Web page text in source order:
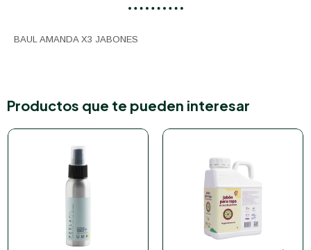
BAUL AMANDA X3 JABONES
Productos que te pueden interesar